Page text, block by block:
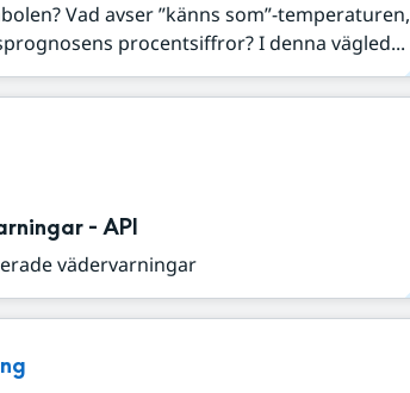
Vad avser ”känns som”-temperaturen,
procentsiffror? I denna vägled...
- API
vädervarningar